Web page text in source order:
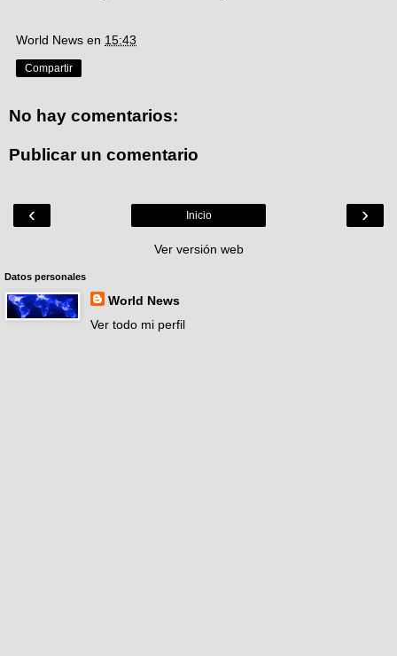
World News en 15:43
Compartir
No hay comentarios:
Publicar un comentario
‹ ›
Inicio
Ver versión web
Datos personales
World News
Ver todo mi perfil